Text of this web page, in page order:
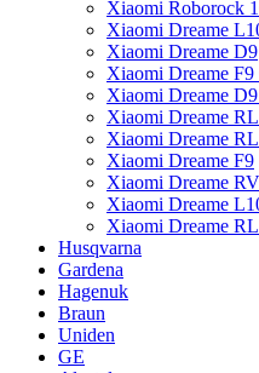
Xiaomi Roborock
Xiaomi Dreame
Xiaomi Dreame D9
Xiaomi Dreame F9
Xiaomi Dreame
Xiaomi Dreame
Xiaomi Dreame
Xiaomi Dreame F9
Xiaomi Dreame
Xiaomi Dreame
Xiaomi Dreame
Husqvarna
Gardena
Hagenuk
Braun
Uniden
GE